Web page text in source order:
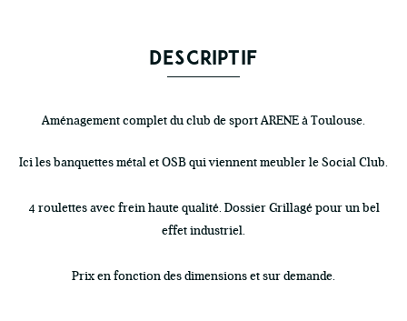
DESCRIPTIF
Aménagement complet du club de sport ARENE à Toulouse.
Ici les banquettes métal et OSB qui viennent meubler le Social Club.
4 roulettes avec frein haute qualité. Dossier Grillagé pour un bel
effet industriel.
Prix en fonction des dimensions et sur demande.